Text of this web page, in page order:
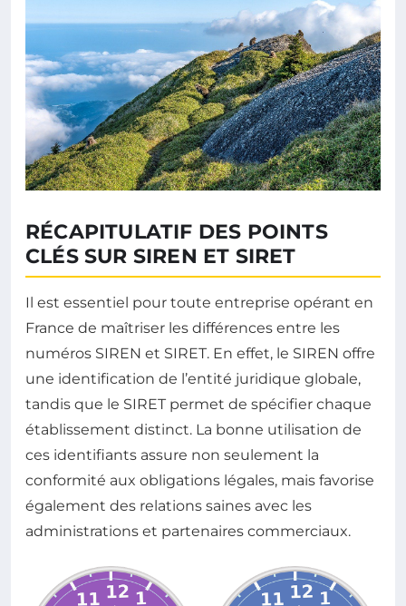
RÉCAPITULATIF DES POINTS
CLÉS SUR SIREN ET SIRET
Il est essentiel pour toute entreprise opérant en
France de maîtriser les différences entre les
numéros SIREN et SIRET. En effet, le SIREN offre
une identification de l’entité juridique globale,
tandis que le SIRET permet de spécifier chaque
établissement distinct. La bonne utilisation de
ces identifiants assure non seulement la
conformité aux obligations légales, mais favorise
également des relations saines avec les
administrations et partenaires commerciaux.